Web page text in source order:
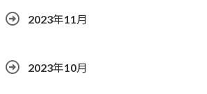
2023年11月
2023年10月